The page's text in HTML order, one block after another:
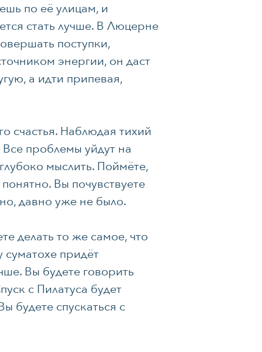
по её улицам, и
стать лучше. В Люцерне
поступки,
энергии, он даст
а идти припевая,
счастья. Наблюдая тихий
проблемы уйдут на
мыслить. Поймёте,
Вы почувствуете
давно уже не было.
делать то же самое, что
придёт
Вы будете говорить
с Пилатуса будет
будете спускаться с